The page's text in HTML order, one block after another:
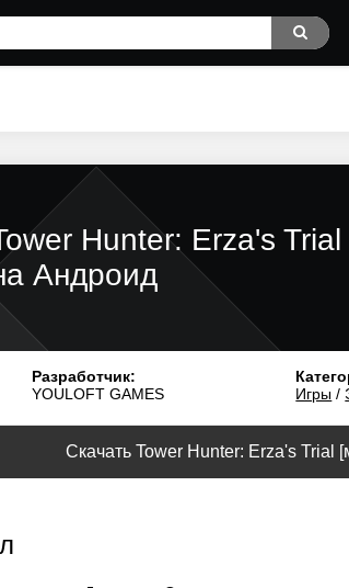
Hunter: Erza's
Андроид
Разработчик:
YOULOFT GAMES
Игры /
Скачать Tower Hunter: Erza's Trial